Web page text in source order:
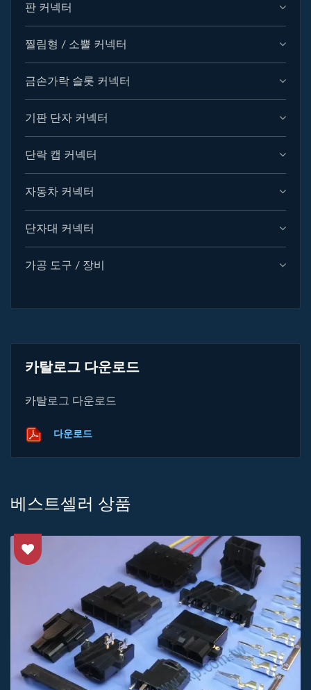
판 커넥터
찔림형 / 소뿔 커넥터
금손가락 슬롯 커넥터
기판 단자 커넥터
단락 캡 커넥터
자동차 커넥터
단자대 커넥터
가공 도구 / 장비
카탈로그 다운로드
카탈로그 다운로드
다운로드
베스트셀러 상품